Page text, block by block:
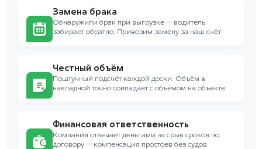
Замена брака
Обнаружили брак при выгрузке — водитель
забирает обратно. Привозим замену за наш счёт
Честный объём
Поштучный подсчёт каждой доски. Объём в
накладной точно совпадает с объёмом на объекте
Финансовая ответственность
Компания отвечает деньгами за срыв сроков по
договору — компенсация простоев без судов